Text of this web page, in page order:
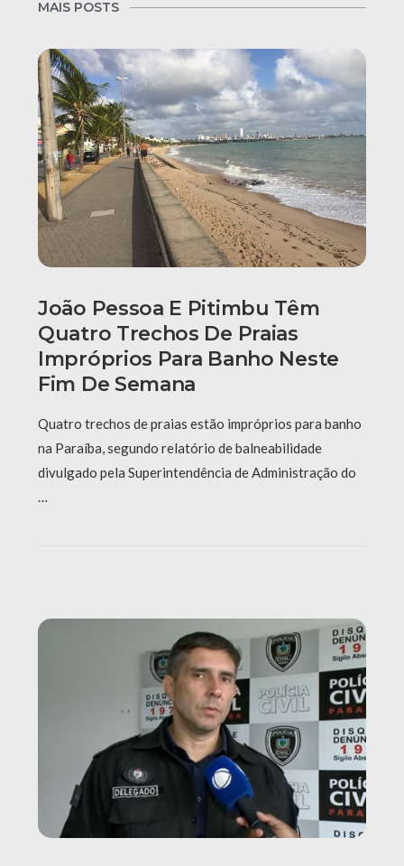
MAIS POSTS
João Pessoa E Pitimbu Têm
Quatro Trechos De Praias
Impróprios Para Banho Neste
Fim De Semana
Quatro trechos de praias estão impróprios para banho
na Paraíba, segundo relatório de balneabilidade
divulgado pela Superintendência de Administração do
…